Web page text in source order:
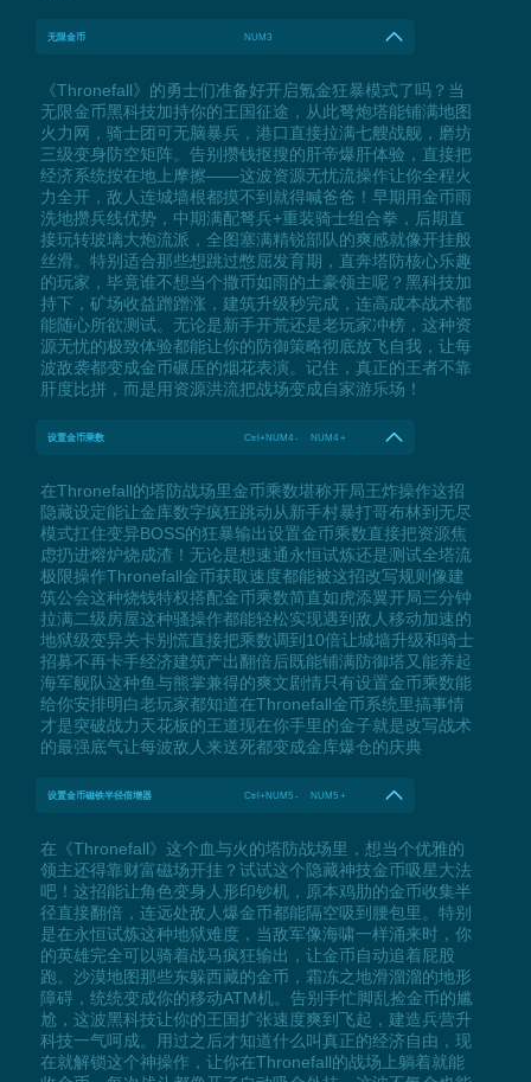
无限金币 NUM3
《Thronefall》的勇士们准备好开启氪金狂暴模式了吗？当
无限金币黑科技加持你的王国征途，从此弩炮塔能铺满地图
火力网，骑士团可无脑暴兵，港口直接拉满七艘战舰，磨坊
三级变身防空矩阵。告别攒钱抠搜的肝帝爆肝体验，直接把
经济系统按在地上摩擦——这波资源无忧流操作让你全程火
力全开，敌人连城墙根都摸不到就得喊爸爸！早期用金币雨
洗地攒兵线优势，中期满配弩兵+重装骑士组合拳，后期直
接玩转玻璃大炮流派，全图塞满精锐部队的爽感就像开挂般
丝滑。特别适合那些想跳过憋屈发育期，直奔塔防核心乐趣
的玩家，毕竟谁不想当个撒币如雨的土豪领主呢？黑科技加
持下，矿场收益蹭蹭涨，建筑升级秒完成，连高成本战术都
能随心所欲测试。无论是新手开荒还是老玩家冲榜，这种资
源无忧的极致体验都能让你的防御策略彻底放飞自我，让每
波敌袭都变成金币碾压的烟花表演。记住，真正的王者不靠
肝度比拼，而是用资源洪流把战场变成自家游乐场！
设置金币乘数 Ctrl+NUM4 - NUM4 +
在Thronefall的塔防战场里金币乘数堪称开局王炸操作这招
隐藏设定能让金库数字疯狂跳动从新手村暴打哥布林到无尽
模式扛住变异BOSS的狂暴输出设置金币乘数直接把资源焦
虑扔进熔炉烧成渣！无论是想速通永恒试炼还是测试全塔流
极限操作Thronefall金币获取速度都能被这招改写规则像建
筑公会这种烧钱特权搭配金币乘数简直如虎添翼开局三分钟
拉满二级房屋这种骚操作都能轻松实现遇到敌人移动加速的
地狱级变异关卡别慌直接把乘数调到10倍让城墙升级和骑士
招募不再卡手经济建筑产出翻倍后既能铺满防御塔又能养起
海军舰队这种鱼与熊掌兼得的爽文剧情只有设置金币乘数能
给你安排明白老玩家都知道在Thronefall金币系统里搞事情
才是突破战力天花板的王道现在你手里的金子就是改写战术
的最强底气让每波敌人来送死都变成金库爆仓的庆典
设置金币磁铁半径倍增器 Ctrl+NUM5 - NUM5 +
在《Thronefall》这个血与火的塔防战场里，想当个优雅的
领主还得靠财富磁场开挂？试试这个隐藏神技金币吸星大法
吧！这招能让角色变身人形印钞机，原本鸡肋的金币收集半
径直接翻倍，连远处敌人爆金币都能隔空吸到腰包里。特别
是在永恒试炼这种地狱难度，当敌军像海啸一样涌来时，你
的英雄完全可以骑着战马疯狂输出，让金币自动追着屁股
跑。沙漠地图那些东躲西藏的金币，霜冻之地滑溜溜的地形
障碍，统统变成你的移动ATM机。告别手忙脚乱捡金币的尴
尬，这波黑科技让你的王国扩张速度爽到飞起，建造兵营升
科技一气呵成。用过之后才知道什么叫真正的经济自由，现
在就解锁这个神操作，让你在Thronefall的战场上躺着就能